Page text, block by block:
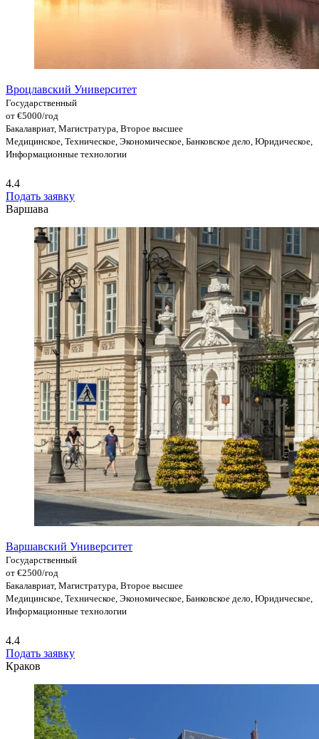
Вроцлавский Университет
Государственный
от €5000/год
Бакалавриат, Магистратура, Второе высшее
Медицинское, Техническое, Экономическое, Банковское дело, Юридическое,
Информационные технологии
4.4
Подать заявку
Варшава
Варшавский Университет
Государственный
от €2500/год
Бакалавриат, Магистратура, Второе высшее
Медицинское, Техническое, Экономическое, Банковское дело, Юридическое,
Информационные технологии
4.4
Подать заявку
Краков